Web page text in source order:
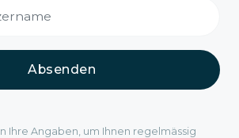
Absenden
Ihre Angaben, um Ihnen regelmässig